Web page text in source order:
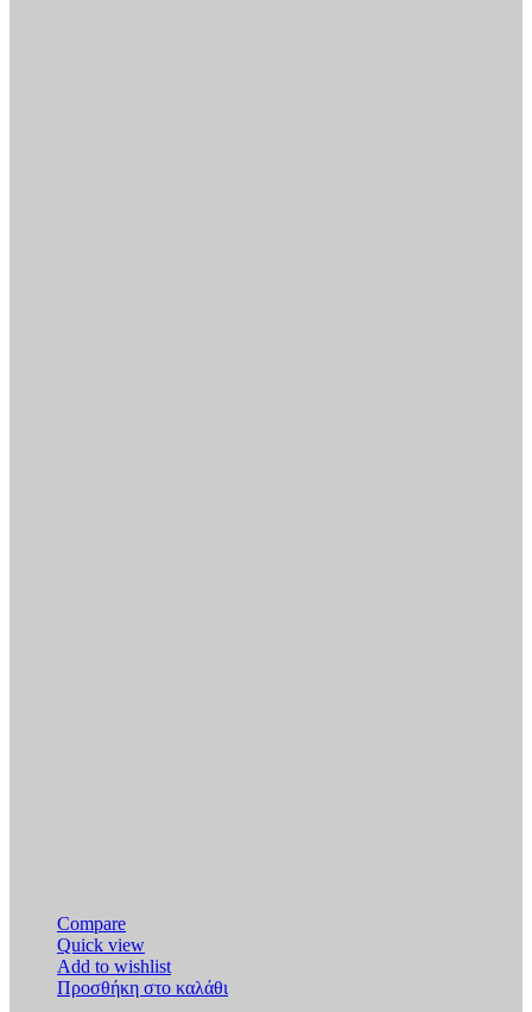
Compare
Quick view
Add to wishlist
Προσθήκη στο καλάθι